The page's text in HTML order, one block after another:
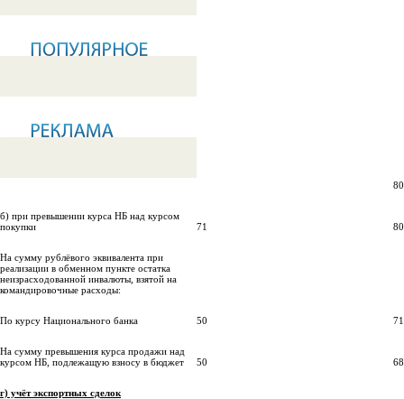
80
б) при превышении курса НБ над курсом
покупки
71 80
На сумму рублёвого эквивалента при
реализации в обменном пункте остатка
неизрасходованной инвалюты, взятой на
командировочные расходы:
По курсу Национального банка 50 71
На сумму превышения курса продажи над
курсом НБ, подлежащую взносу в бюджет
50 68
г) учёт экспортных сделок